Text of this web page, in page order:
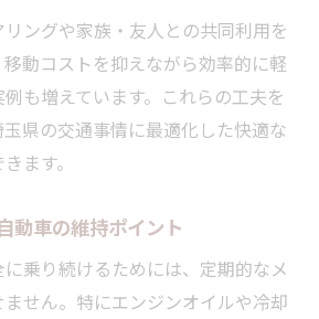
ングや家族・友人との共同利用を
動コストを抑えながら効率的に軽
も増えています。これらの工夫を
県の交通事情に最適化した快適な
ます。
動車の維持ポイント
乗り続けるためには、定期的なメ
せん。特にエンジンオイルや冷却